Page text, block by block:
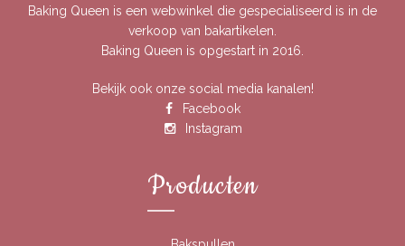
Baking Queen is een webwinkel die gespecialiseerd is in de
verkoop van bakartikelen.
Baking Queen is opgestart in 2016.
Bekijk ook onze social media kanalen!
Facebook
Instagram
Producten